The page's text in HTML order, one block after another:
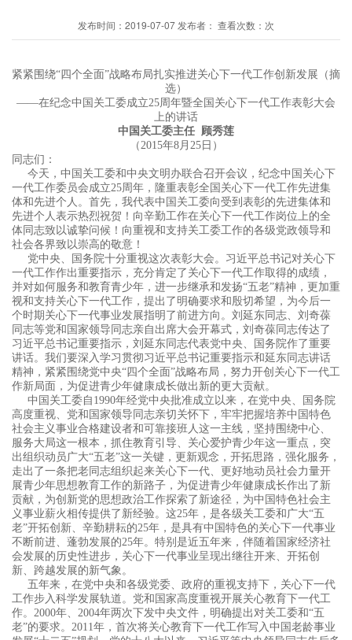
发布时间：2019-07-07 发布者： 查看次数：次
紧紧围绕“四个全面”战略布局扎实推进关心下一代工作创新发展（摘
选）
——在纪念中国关工委成立25周年暨全国关心下一代工作表彰大会
上的讲话
中国关工委主任 顾秀莲
（2015年8月25日）
同志们：
今天，中国关工委和中央文明办联合召开会议，纪念中国关心下
一代工作委员会成立25周年，隆重表彰全国关心下一代工作先进集
体和先进个人。首先，我代表中国关工委向受到表彰的先进集体和
先进个人表示热烈祝贺！向辛勤工作在关心下一代工作岗位上的全
体同志致以诚挚问候！向重视和支持关工委工作的各级党政领导和
社会各界致以崇高的敬意！
党中央、国务院十分重视这次表彰大会。习近平总书记对关心下
一代工作作出重要指示，充分肯定了关心下一代工作取得的成绩，
并对如何服务和教育青少年，进一步继承和发扬“五老”精神，更加重
视和支持关心下一代工作，提出了明确要求和殷切希望，为今后一
个时期关心下一代事业发展指明了前进方向。刘延东同志、刘奇葆
同志等党和国家领导同志亲自出席大会开幕式，刘奇葆同志传达了
习近平总书记重要指示，刘延东同志代表党中央、国务院作了重要
讲话。我们要深入学习贯彻习近平总书记重要指示和延东同志讲话
精神，紧紧围绕党中央“四个全面”战略布局，努力开创关心下一代工
作新局面，为促进青少年健康成长做出新的更大贡献。
中国关工委自1990年经党中央批准成立以来，在党中央、国务院
高度重视、党和国家领导同志亲切关怀下，牢牢把握培养中国特色
社会主义事业合格建设者和可靠接班人这一主线，坚持围绕中心、
服务大局这一根本，抓住教育引导、关心爱护青少年这一重点，突
出组织动员广大“五老”这一关键，更新观念，开拓思路，强化服务，
走出了一条把老同志组织起来关心下一代、更好地动员社会力量开
展青少年思想教育工作的新路子，为促进青少年健康成长作出了新
贡献，为创新党的思想政治工作探索了新途径，为中国特色社会主
义事业薪火相传提供了新经验。这25年，是各级关工委和广大“五
老”开拓创新、辛勤耕耘的25年，是具有中国特色的关心下一代事业
不断前进、蓬勃发展的25年。特别是近五年来，伴随着国家经济社
会发展的历史性进步，关心下一代事业呈现出继往开来、开拓创
新、跨越发展的新气象。
五年来，在党中央和各级党委、政府的重视支持下，关心下一代
工作步入科学发展轨道。党和国家高度重视开展关心教育下一代工
作。2000年、2004年两次下发中央文件，明确提出对关工委和“五
老”的要求。2011年，首次将关心教育下一代工作写入中国老龄事业